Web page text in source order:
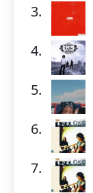
3.
4.
5.
6.
7.